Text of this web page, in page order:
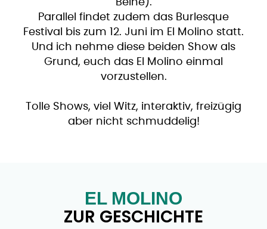
Beine).
​Parallel findet zudem das Burlesque
Festival bis zum 12. Juni im El Molino statt.
Und ich nehme diese beiden Show als
Grund, euch das El Molino einmal
vorzustellen.
Tolle Shows, viel Witz, interaktiv, freizügig
aber nicht schmuddelig!
EL MOLINO
ZUR GESCHICHTE